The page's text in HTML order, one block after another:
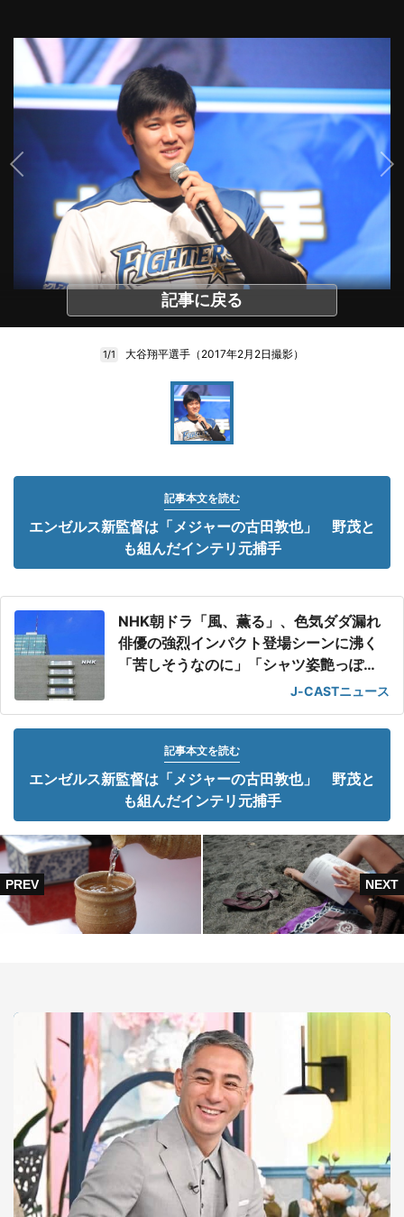
記事に戻る
1/1 大谷翔平選手（2017年2月2日撮影）
記事本文を読む
エンゼルス新監督は「メジャーの古田敦也」 野茂と
も組んだインテリ元捕手
NHK朝ドラ「風、薫る」、色気ダダ漏れ
俳優の強烈インパクト登場シーンに沸く
「苦しそうなのに」「シャツ姿艶っぽ
J-CASTニュース
記事本文を読む
エンゼルス新監督は「メジャーの古田敦也」 野茂と
も組んだインテリ元捕手